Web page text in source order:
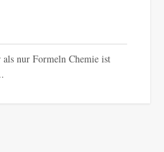
nur Formeln Chemie ist